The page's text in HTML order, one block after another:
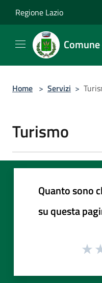
Regione Lazio
Home > Servizi >
Turismo
Quanto sono
su questa